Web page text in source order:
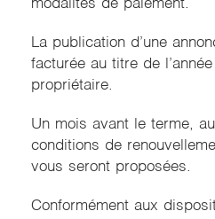
modalités de paiement.
La publication d’une
facturée au titre de
propriétaire.
Un mois avant le terme,
conditions de
vous seront proposées.
Conformément aux